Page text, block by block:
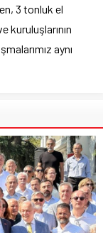
3 tonluk el
kuruluşlarının
aynı